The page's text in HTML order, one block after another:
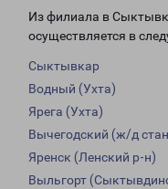
Из филиала в
осуществляется в
Сыктывкар
Водный (Ухта)
Ярега (Ухта)
Вычегодский (ж/д
Яренск (Ленский р-н)
Выльгорт